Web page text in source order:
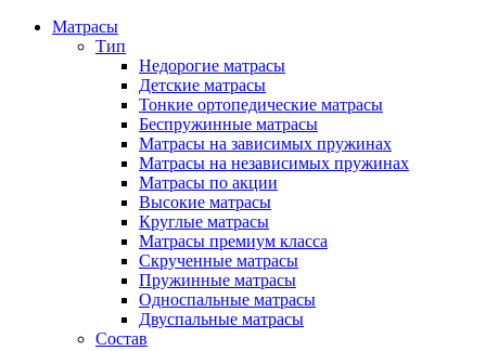
Матрасы
Тип
Недорогие матрасы
Детские матрасы
Тонкие ортопедические матрасы
Беспружинные матрасы
Матрасы на зависимых пружинах
Матрасы на независимых пружинах
Матрасы по акции
Высокие матрасы
Круглые матрасы
Матрасы премиум класса
Скрученные матрасы
Пружинные матрасы
Односпальные матрасы
Двуспальные матрасы
Состав